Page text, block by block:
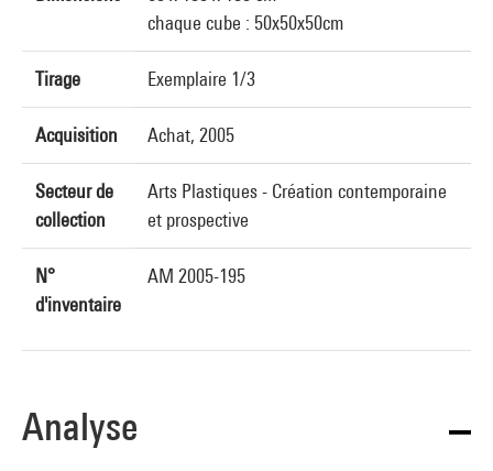
chaque cube : 50x50x50cm
Tirage Exemplaire 1/3
Acquisition Achat, 2005
Secteur de
collection
Arts Plastiques - Création contemporaine
et prospective
N°
d'inventaire
AM 2005-195
Analyse